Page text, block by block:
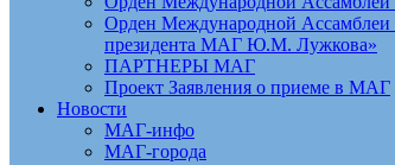
Орден Международной Ассамблеи
президента МАГ Ю.М. Лужкова»
ПАРТНЕРЫ МАГ
Проект Заявления о приеме в МАГ
Новости
МАГ-инфо
МАГ-города